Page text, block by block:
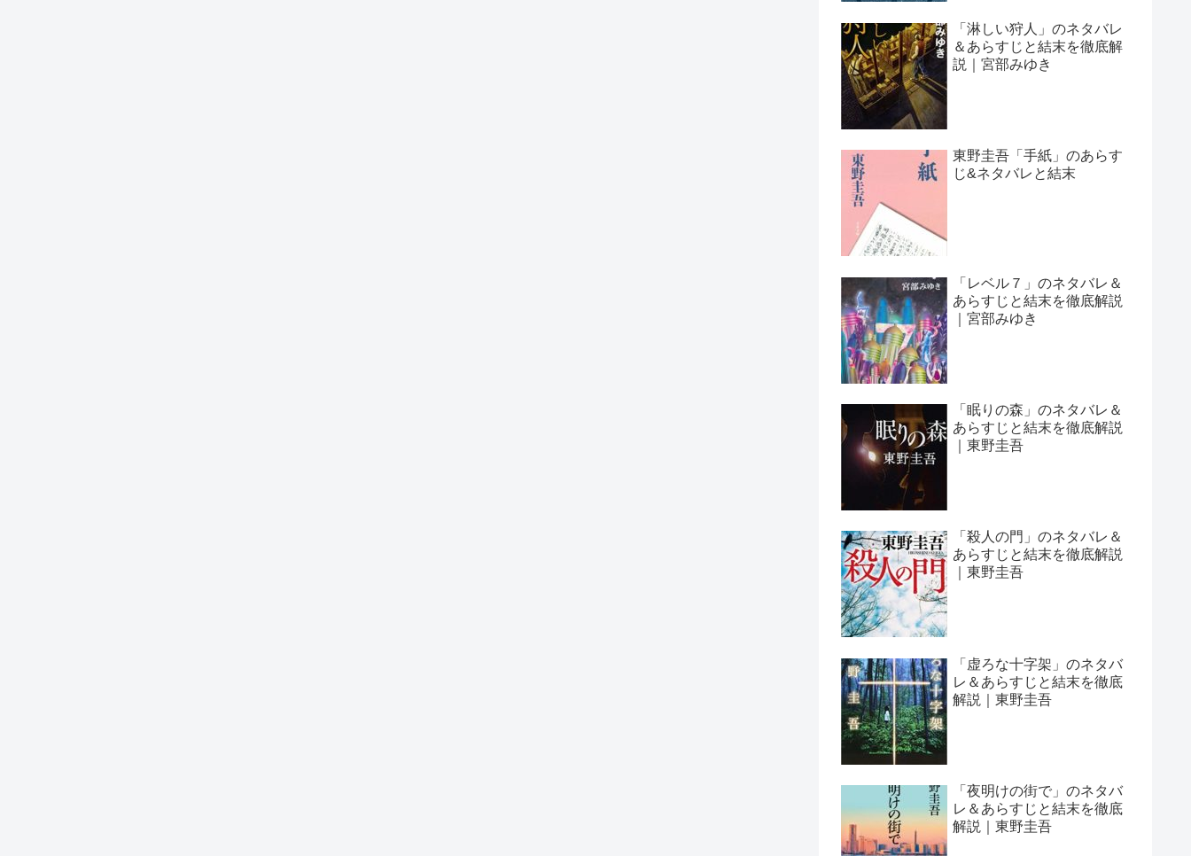
「淋しい狩人」のネタバレ
＆あらすじと結末を徹底解
説｜宮部みゆき
東野圭吾「手紙」のあらす
じ&ネタバレと結末
「レベル７」のネタバレ＆
あらすじと結末を徹底解説
｜宮部みゆき
「眠りの森」のネタバレ＆
あらすじと結末を徹底解説
｜東野圭吾
「殺人の門」のネタバレ＆
あらすじと結末を徹底解説
｜東野圭吾
「虚ろな十字架」のネタバ
レ＆あらすじと結末を徹底
解説｜東野圭吾
「夜明けの街で」のネタバ
レ＆あらすじと結末を徹底
解説｜東野圭吾